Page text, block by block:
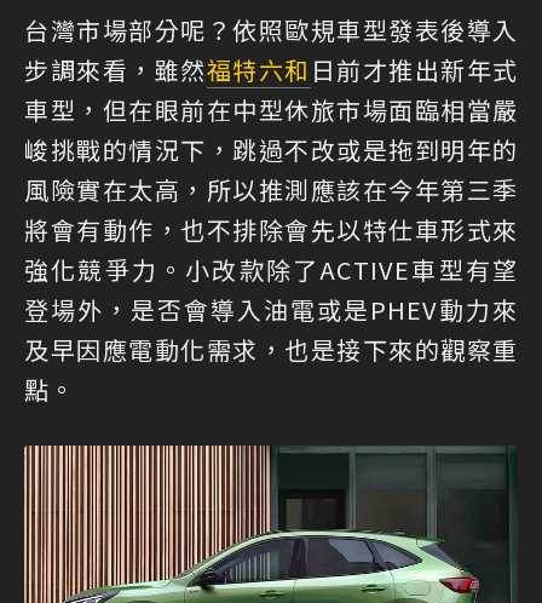
台灣市場部分呢？依照歐規車型發表後導入
步調來看，雖然福特六和 日前才推出新年式
車型，但在眼前在中型休旅市場面臨相當嚴
峻挑戰的情況下，跳過不改或是拖到明年的
風險實在太高，所以推測應該在今年第三季
將會有動作，也不排除會先以特仕車形式來
強化競爭力。小改款除了ACTIVE車型有望
登場外，是否會導入油電或是PHEV動力來
及早因應電動化需求，也是接下來的觀察重
點。